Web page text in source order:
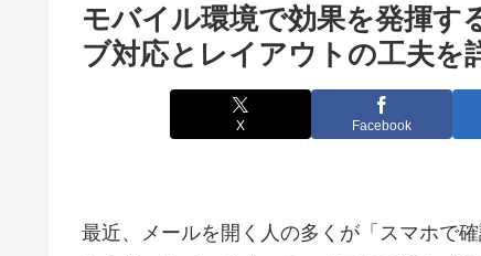
モバイル環境で効果を発揮す
ブ対応とレイアウトの工夫を
X Facebook
最近、メールを開く人の多くが「スマホで